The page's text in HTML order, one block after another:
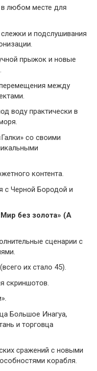
любом месте для
и подслушивания
прыжок и новые
между
воду практически в
со своими
контента.
с Черной Бородой и
без золота» (A
сценарии с
их стало 45).
скриншотов.
Большое Инагуа,
и торговца
сражений с новыми
корабля.